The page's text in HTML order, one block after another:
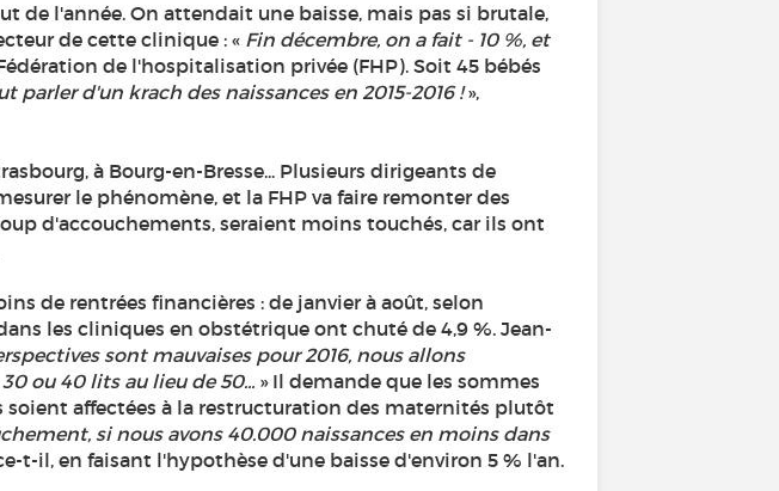
de l'année. On attendait une baisse, mais pas si brutale,
de cette clinique : « Fin décembre, on a fait - 10 %, et
de l'hospitalisation privée (FHP). Soit 45 bébés
parler d'un krach des naissances en 2015-2016 !»,
à Bourg-en-Bresse... Plusieurs dirigeants de
le phénomène, et la FHP va faire remonter des
d'accouchements, seraient moins touchés, car ils ont
de rentrées financières : de janvier à août, selon
les cliniques en obstétrique ont chuté de 4,9 %. Jean-
sont mauvaises pour 2016, nous allons
ou 40 lits au lieu de 50... » Il demande que les sommes
soient affectées à la restructuration des maternités plutôt
si nous avons 40.000 naissances en moins dans
t-il, en faisant l'hypothèse d'une baisse d'environ 5 % l'an.